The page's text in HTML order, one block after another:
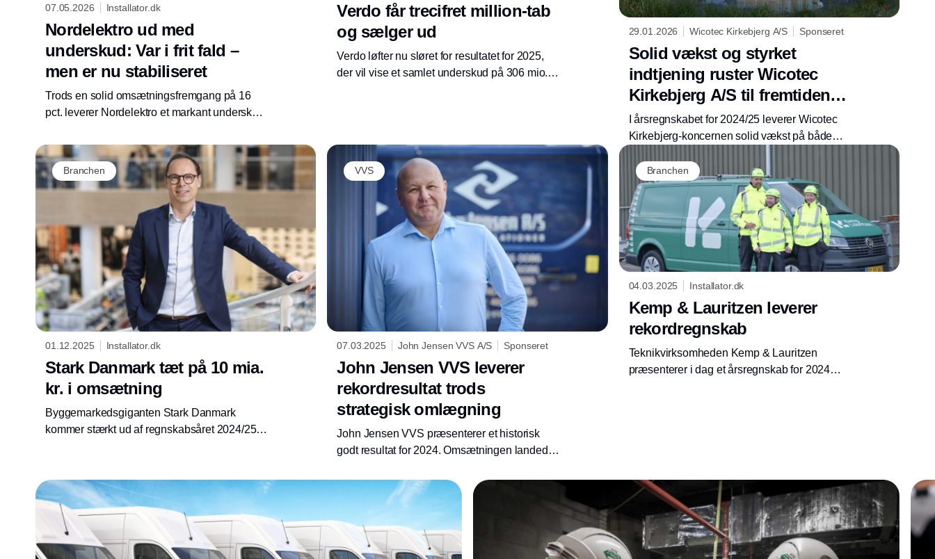
07.05.2026 Installator.dk
Nordelektro ud med
underskud: Var i frit fald –
men er nu stabiliseret
Trods en solid omsætningsfremgang på 16
pct. leverer Nordelektro et markant underskud
lander på minus 4,1 mio. kr. mod et overskud
på 1,7 mio. kr. året før. Ifølge virksomhedens
nye administrerende direktør og ejer, Michael
Saxtoft, er forklaringen klar: manglende fokus
på drift og eksekvering.
Verdo får trecifret million-tab
og sælger ud
Verdo løfter nu sløret for resultatet for 2025,
der vil vise et samlet underskud på 306 mio.
Teknik til salg, oplyser selskabet.
29.01.2026 Wicotec Kirkebjerg A/S Sponseret
Solid vækst og styrket
indtjening ruster Wicotec
Kirkebjerg A/S til fremtiden
og store samfundsagendaer
I årsregnskabet for 2024/25 leverer Wicotec
Kirkebjerg-koncernen solid vækst på både
store, aktuelle samfundsagendaer.
Annonce
Branchen
01.12.2025 Installator.dk
Stark Danmark tæt på 10 mia.
kr. i omsætning
Byggemarkedsgiganten Stark Danmark
kommer stærkt ud af regnskabsåret 2024/25
udbygningen af sit forretningsnetværk.
VVS
07.03.2025 John Jensen VVS A/S Sponseret
John Jensen VVS leverer
rekordresultat trods
strategisk omlægning
John Jensen VVS præsenterer et historisk
godt resultat for 2024. Omsætningen landede
hvilket svarer til et fald på ca. 15%. Til trods for
dette har virksomheden opnået det bedste
driftsresultat i sin historie med et overskud før
skat på 17,9 mio. kr. mod 13,5 mio. kr. året før.
Branchen
04.03.2025 Installator.dk
Kemp & Lauritzen leverer
rekordregnskab
Teknikvirksomheden Kemp & Lauritzen
præsenterer i dag et årsregnskab for 2024